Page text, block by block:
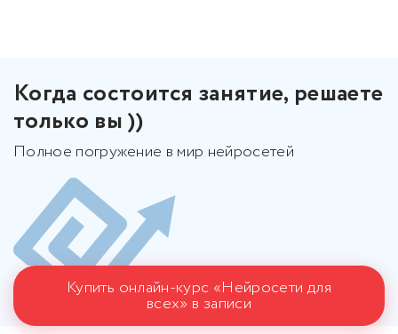
Когда состоится занятие, решаете
только вы ))
Полное погружение в мир нейросетей
Купить онлайн-курс «Нейросети для
всех» в записи